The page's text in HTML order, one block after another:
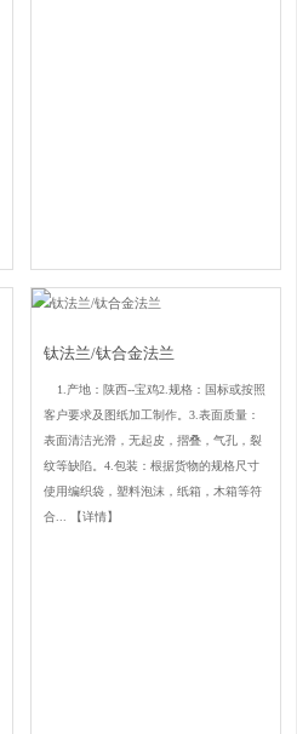
钛法兰/钛合金法兰
1.产地：陕西--宝鸡2.规格：国标或按照
客户要求及图纸加工制作。3.表面质量：
表面清洁光滑，无起皮，摺叠，气孔，裂
纹等缺陷。4.包装：根据货物的规格尺寸
使用编织袋，塑料泡沫，纸箱，木箱等符
合...
【详情】